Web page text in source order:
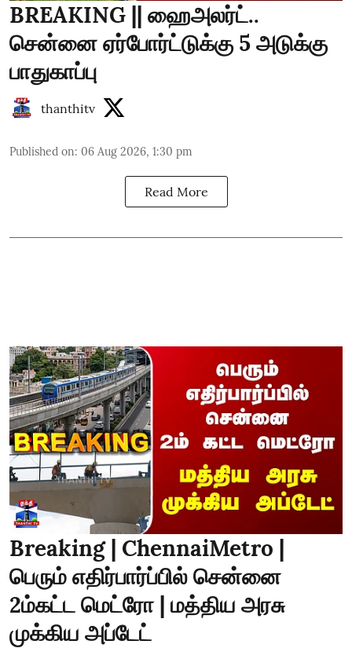
BREAKING || ஹைஅலர்ட்..
சென்னை ஏர்போர்ட்டுக்கு 5 அடுக்கு
பாதுகாப்பு
thanthitv
Published on: 06 Aug 2026, 1:30 pm
Read More
Breaking | ChennaiMetro |
பெரும் எதிர்பார்ப்பில் சென்னை
2ம்கட்ட மெட்ரோ | மத்திய அரசு
முக்கிய அப்டேட்